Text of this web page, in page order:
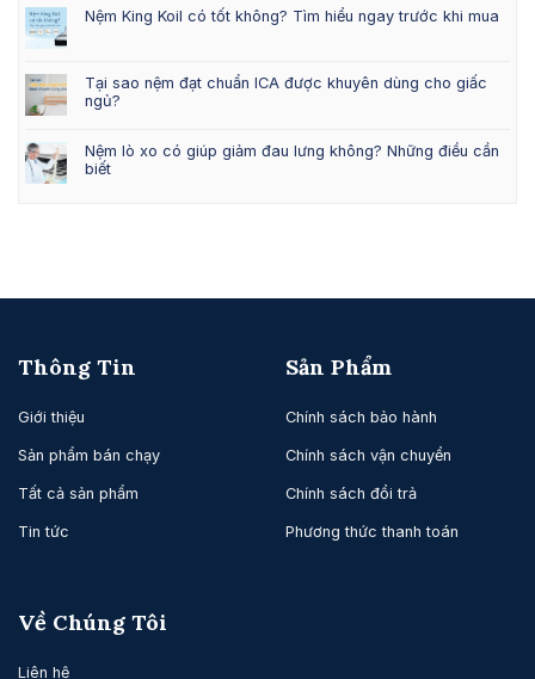
Nệm King Koil có tốt không? Tìm hiểu ngay trước khi mua
Tại sao nệm đạt chuẩn ICA được khuyên dùng cho giấc
ngủ?
Nệm lò xo có giúp giảm đau lưng không? Những điều cần
biết
Thông Tin
Giới thiệu
Sản phẩm bán chạy
Tất cả sản phẩm
Tin tức
Sản Phẩm
Chính sách bảo hành
Chính sách vận chuyển
Chính sách đổi trả
Phương thức thanh toán
Về Chúng Tôi
Liên hệ